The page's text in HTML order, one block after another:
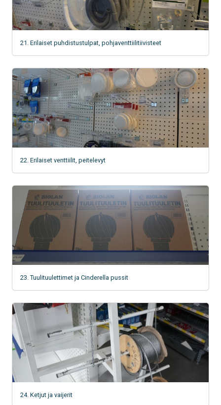
21. Erilaiset puhdistustulpat, pohjaventtiilitiivisteet
22. Erilaiset venttiilit, peitelevyt
23. Tuulituulettimet ja Cinderella pussit
24. Ketjut ja vaijerit